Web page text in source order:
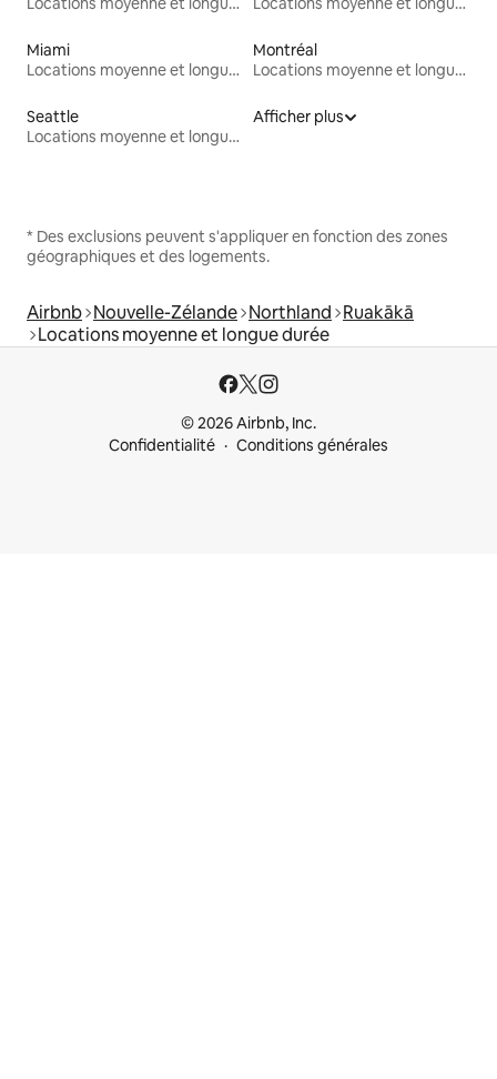
Miami
Locations moyenne et longue durée
Montréal
Locations moyenne et longue durée
Seattle
Locations moyenne et longue durée
Afficher plus
* Des exclusions peuvent s'appliquer en fonction des zones
géographiques et des logements.
Airbnb Nouvelle-Zélande Northland Ruakākā
Locations moyenne et longue durée
© 2026 Airbnb, Inc.
Confidentialité
Conditions générales